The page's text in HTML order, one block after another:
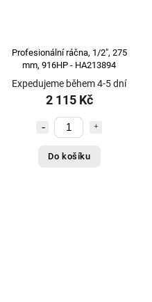
Profesionální ráčna, 1/2", 275
mm, 916HP - HA213894
Expedujeme během 4-5 dní
2 115 Kč
Do košíku